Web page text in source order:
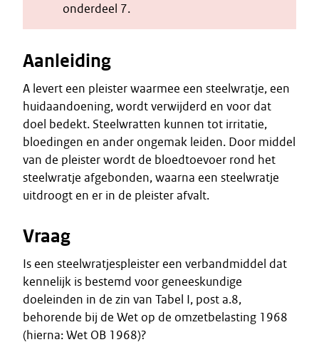
onderdeel 7.
Aanleiding
A levert een pleister waarmee een steelwratje, een
huidaandoening, wordt verwijderd en voor dat
doel bedekt. Steelwratten kunnen tot irritatie,
bloedingen en ander ongemak leiden. Door middel
van de pleister wordt de bloedtoevoer rond het
steelwratje afgebonden, waarna een steelwratje
uitdroogt en er in de pleister afvalt.
Vraag
Is een steelwratjespleister een verbandmiddel dat
kennelijk is bestemd voor geneeskundige
doeleinden in de zin van Tabel I, post a.8,
behorende bij de Wet op de omzetbelasting 1968
(hierna: Wet OB 1968)?